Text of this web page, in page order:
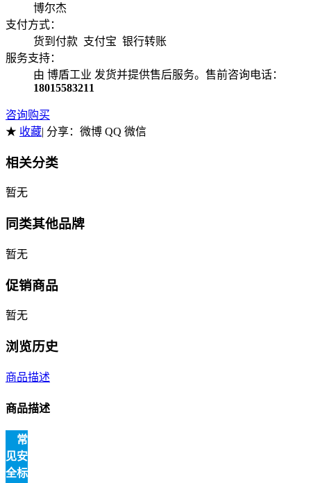
博尔杰
支付方式：
货到付款 支付宝 银行转账
服务支持：
由 博盾工业 发货并提供售后服务。售前咨询电话：
18015583211
咨询购买
★ 收藏| 分享： 微博 QQ 微信
相关分类
暂无
同类其他品牌
暂无
促销商品
暂无
浏览历史
商品描述
商品描述
常
见安
全标